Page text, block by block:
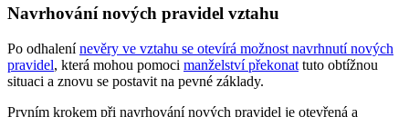
Navrhování nových pravidel vztahu
Po odhalenínevěry ve vztahu se otevírá možnost navrhnutí nových
pravidel, která mohou pomoci manželství překonat tuto obtížnou
situaci a znovu se postavit na pevné základy.
Prvním krokem při navrhování nových pravidel je otevřená a